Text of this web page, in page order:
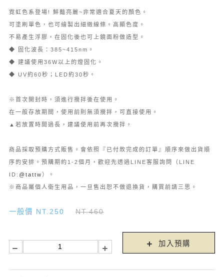
霓虹色系登場! 鮮豔亮麗~非常適合夏天的顏色。
可塗刷單色，也可繪製出細緻線條。高顯色度。
不易產生浮膠，在固化後也可上鏡面粉做造型。
◆ 固化波長：385~415nm。
◆ 建議使用36W以上的燈固化。
◆ UV約60秒；LED約30秒。
※首次開封時，須進行攪拌後在使用。
在一般存放期間，使用前則無須攪拌，可直接使用。
▲若放置時間過長，建議使用前再次攪拌。
商品採取預購方式販售。會依照『已付款完成的訂單』順序來做出貨順
序的安排。預購期約1-2個月，歡迎先透過LINE客服詢問（LINE
ID: @tattw ）。
※商品屬個人衛生用品，一旦售出恕不做退換貨，購買前請三思。
一般價 NT.250 NT.460
加入預購